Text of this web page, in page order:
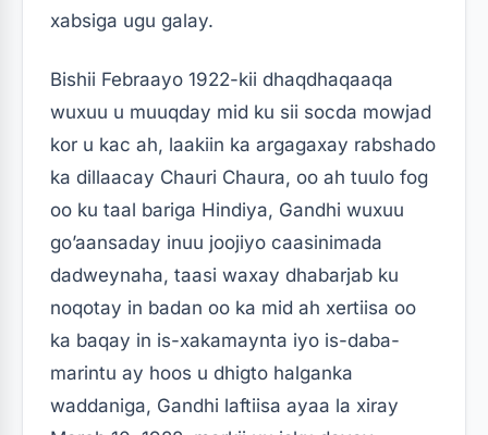
xabsiga ugu galay.
Bishii Febraayo 1922-kii dhaqdhaqaaqa
wuxuu u muuqday mid ku sii socda mowjad
kor u kac ah, laakiin ka argagaxay rabshado
ka dillaacay Chauri Chaura, oo ah tuulo fog
oo ku taal bariga Hindiya, Gandhi wuxuu
go’aansaday inuu joojiyo caasinimada
dadweynaha, taasi waxay dhabarjab ku
noqotay in badan oo ka mid ah xertiisa oo
ka baqay in is-xakamaynta iyo is-daba-
marintu ay hoos u dhigto halganka
waddaniga, Gandhi laftiisa ayaa la xiray